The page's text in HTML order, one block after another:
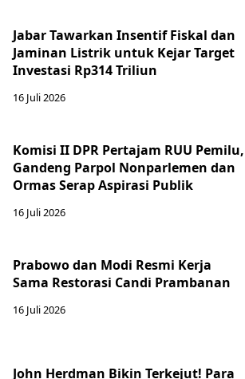
Jabar Tawarkan Insentif Fiskal dan
Jaminan Listrik untuk Kejar Target
Investasi Rp314 Triliun
16 Juli 2026
Komisi II DPR Pertajam RUU Pemilu,
Gandeng Parpol Nonparlemen dan
Ormas Serap Aspirasi Publik
16 Juli 2026
Prabowo dan Modi Resmi Kerja
Sama Restorasi Candi Prambanan
16 Juli 2026
John Herdman Bikin Terkejut! Para